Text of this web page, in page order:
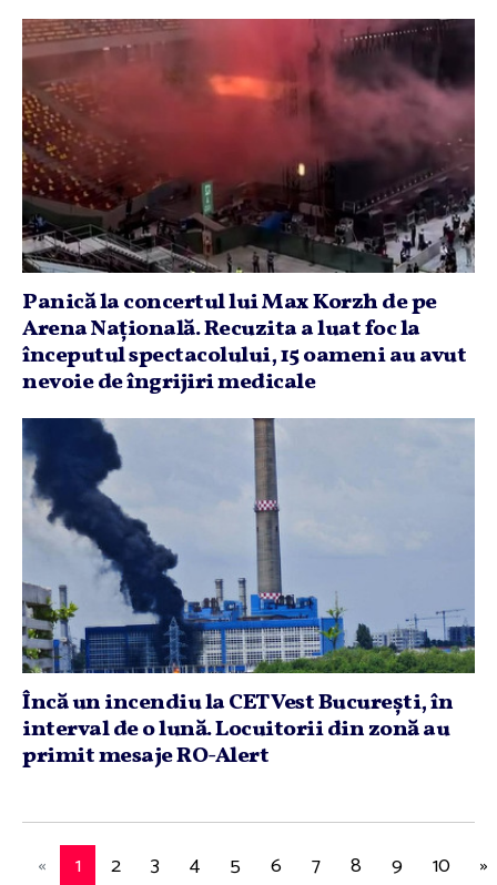
Panică la concertul lui Max Korzh de pe
Arena Naţională. Recuzita a luat foc la
începutul spectacolului, 15 oameni au avut
nevoie de îngrijiri medicale
Încă un incendiu la CET Vest Bucureşti, în
interval de o lună. Locuitorii din zonă au
primit mesaje RO-Alert
« 1 2 3 4 5 6 7 8 9 10 »